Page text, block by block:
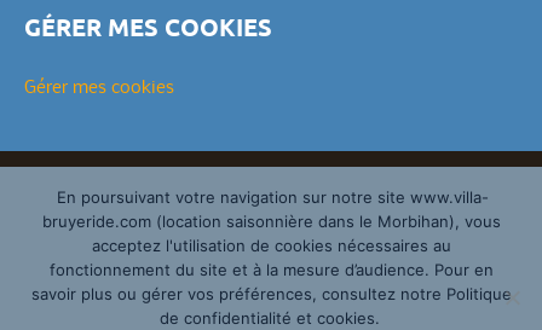
GÉRER MES COOKIES
Gérer mes cookies
Copyright 2019–2026 – Tous droits réservés – Villa
Bruyeride |Mentions légales
Design byFly Themes
En poursuivant votre navigation sur notre site www.villa-
bruyeride.com (location saisonnière dans le Morbihan), vous
acceptez l'utilisation de cookies nécessaires au
fonctionnement du site et à la mesure d’audience. Pour en
savoir plus ou gérer vos préférences, consultez notre Politique
de confidentialité et cookies.